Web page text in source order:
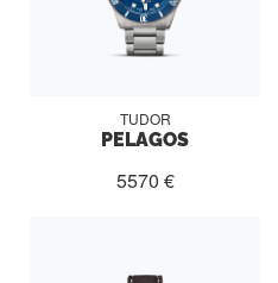
TUDOR
PELAGOS
5570 €